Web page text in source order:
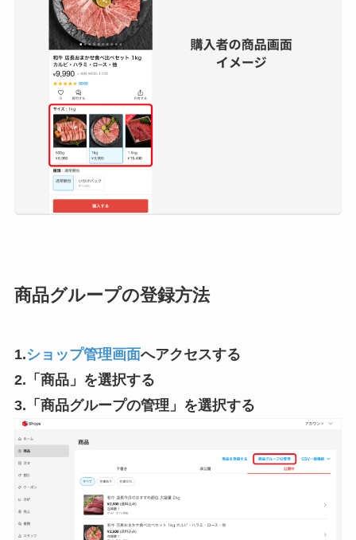
商品グループの登録方法
1.ショップ管理画面へアクセスする
2.「商品」を選択する
3.「商品グループの管理」を選択する